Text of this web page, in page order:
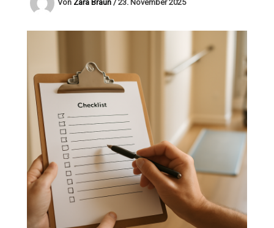
Von Zara Braun /23. November 2025